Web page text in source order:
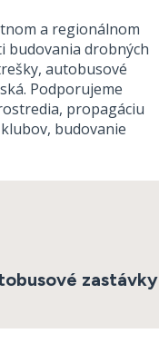
a regionálnom
budovania drobných
autobusové
Podporujeme
propagáciu
budovanie
zastávky